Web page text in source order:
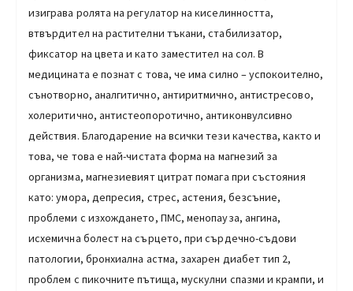
изиграва ролята на регулатор на киселинността,
втвърдител на растителни тъкани, стабилизатор,
фиксатор на цвета и като заместител на сол. В
медицината е познат с това, че има силно – успокоително,
сънотворно, аналгитично, антиритмично, антистресово,
холеритично, антистеопоротично, антиконвулсивно
действия. Благодарение на всички тези качества, както и
това, че това е най-чистата форма на магнезий за
организма, магнезиевият цитрат помага при състояния
като: умора, депресия, стрес, астения, безсъние,
проблеми с изхождането, ПМС, менопауза, ангина,
исхемична болест на сърцето, при сърдечно-съдови
патологии, бронхиална астма, захарен диабет тип 2,
проблем с пикочните пътища, мускулни спазми и крампи, и